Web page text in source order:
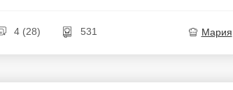
4 (28) 531 Мария